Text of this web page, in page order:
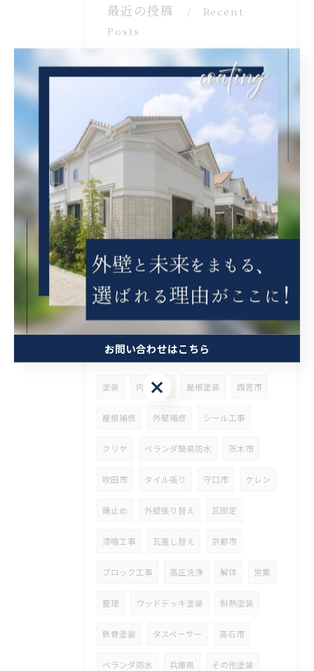
最近の投稿
Recent
Posts
2026/08/07
2026/08/06
2026/08/06
タグ Tags
塗装 内装塗装 屋根塗装 西宮市
屋根補修 外壁補修 シール工事
クリヤ ベランダ簡易防水 茨木市
吹田市 タイル張り 守口市 ケレン
錆止め 外壁張り替え 瓦固定
漆喰工事 瓦差し替え 京都市
ブロック工事 高圧洗浄 解体 営業
整理 ウッドデッキ塗装 斜熱塗装
鉄骨塗装 タスペーサー 高石市
ベランダ防水 兵庫県 その他塗装
お問い合わせはこちら
お問い合わせはこちら